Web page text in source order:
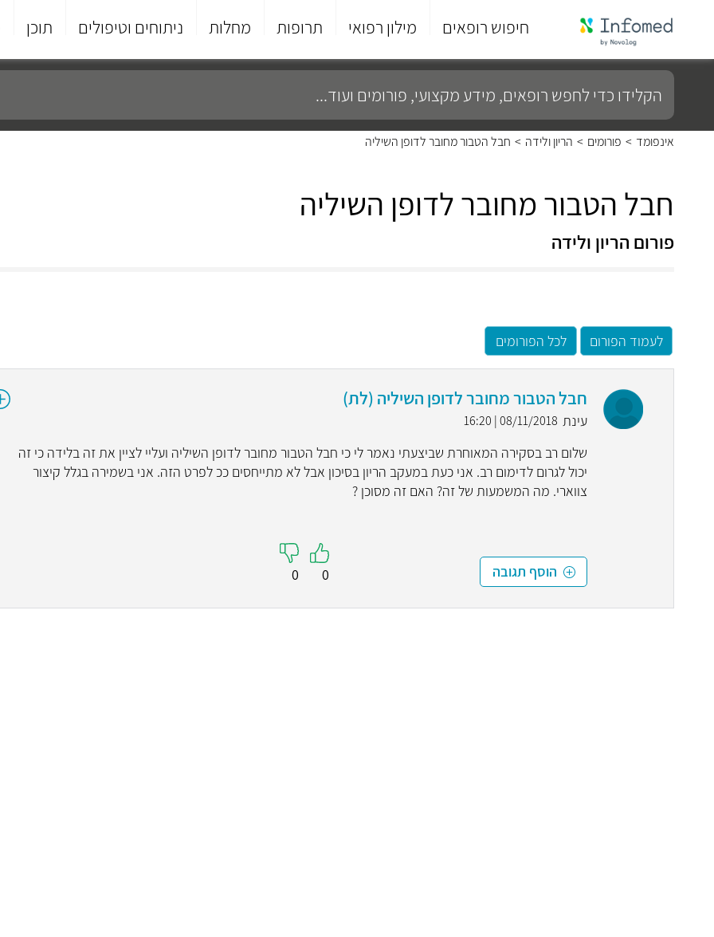
חיפוש רופאים מילון רפואי תרופות מחלות ניתוחים וטיפולים תוכן
סוף
התפריט
הקלידו
כדי
לחפש
רופאים,
מידע
מקצועי,
אינפומד > פורומים > הריון ולידה > חבל הטבור מחובר לדופן השיליה
חבל הטבור מחובר לדופן השיליה
פורום הריון ולידה
לעמוד הפורום לכל הפורומים
חבל הטבור מחובר לדופן השיליה (לת)
עינת 08/11/2018 | 16:20
שלום רב בסקירה המאוחרת שביצעתי נאמר לי כי חבל הטבור מחובר לדופן השיליה ועליי לציין את זה בלידה כי זה
יכול לגרום לדימום רב. אני כעת במעקב הריון בסיכון אבל לא מתייחסים ככ לפרט הזה. אני בשמירה בגלל קיצור
צווארי. מה המשמעות של זה? האם זה מסוכן ?
הוסף תגובה 0
0